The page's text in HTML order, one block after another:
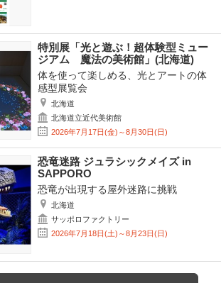
特別展「光と遊ぶ！超体験型ミュー
ジアム 魔法の美術館」(北海道)
体を使って楽しめる、光とアートの体
感型展覧会
北海道
北海道立近代美術館
2026年7月17日(金)～8月30日(日)
恐竜迷路 ジュラシックメイズ in
SAPPORO
恐竜が出現する屋外迷路に挑戦
北海道
サッポロファクトリー
2026年7月18日(土)～8月23日(日)